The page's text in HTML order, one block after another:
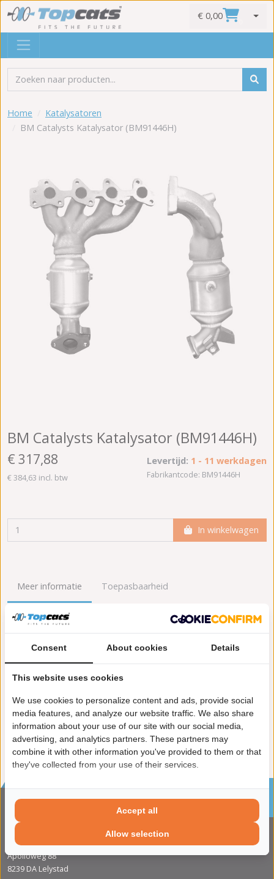
€ 0,00
Home
Katalysatoren
BM Catalysts Katalysator (BM91446H)
BM Catalysts Katalysator (BM91446H)
€ 317,88
€ 384,63 incl. btw
Levertijd: 1 - 11 werkdagen
Fabrikantcode: BM91446H
In winkelwagen
Meer informatie Toepasbaarheid
Origineel nummers
Garantie:2 jaar garantie
Materiaal:Keramiek
Enkel in combinatie met:FK91446
Product in orde:
Controleteken:E9-103R
Sinds 2002 de specialist in katalysatoren en
roetfilters
CONTACTGEGVENS
ADRES
Apolloweg 88
8239 DA Lelystad
Consent About cookies Details
This website uses cookies
We use cookies to personalize content and ads, provide social
media features, and analyze our website traffic. We also share
information about your use of our site with our social media,
advertising, and analytics partners. These partners may
combine it with other information you've provided to them or that
they've collected from your use of their services.
Allow selection
Accept all